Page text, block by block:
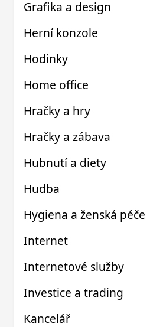
Grafika a design
Herní konzole
Hodinky
Home office
Hračky a hry
Hračky a zábava
Hubnutí a diety
Hudba
Hygiena a ženská péče
Internet
Internetové služby
Investice a trading
Kancelář